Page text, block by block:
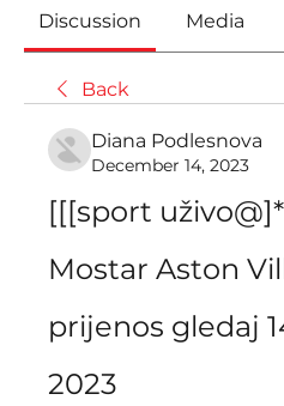
Discussion Media
Back
Diana Podlesnova
December 14, 2023
[[[sport
Mostar Aston
prijenos gledaj
2023